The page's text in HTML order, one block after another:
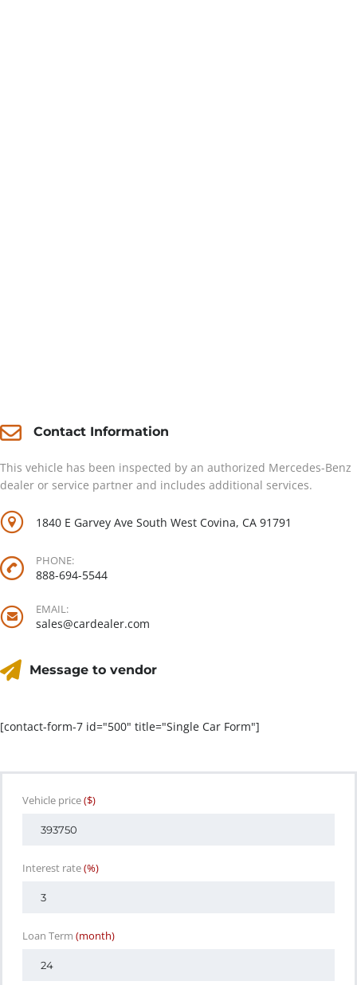
Contact Information
This vehicle has been inspected by an authorized Mercedes-Benz
dealer or service partner and includes additional services.
1840 E Garvey Ave South West Covina, CA 91791
PHONE:
888-694-5544
EMAIL:
sales@cardealer.com
Message to vendor
[contact-form-7 id="500" title="Single Car Form"]
Vehicle price($)
Interest rate(%)
Loan Term (month)